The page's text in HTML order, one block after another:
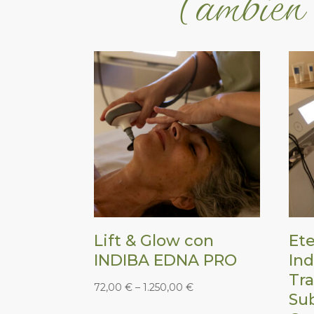
Lift & Glow con
INDIBA EDNA PRO
72,00€ –1.250,00€